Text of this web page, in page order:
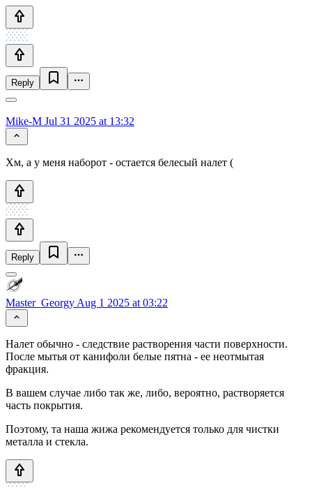
Reply
Mike-M Jul 31 2025 at 13:32
Хм, а у меня наборот - остается белесый налет (
Reply
Master_Georgy Aug 1 2025 at 03:22
Налет обычно - следствие растворения части поверхности.
После мытья от канифоли белые пятна - ее неотмытая
фракция.
В вашем случае либо так же, либо, вероятно, растворяется
часть покрытия.
Поэтому, та наша жижа рекомендуется только для чистки
металла и стекла.